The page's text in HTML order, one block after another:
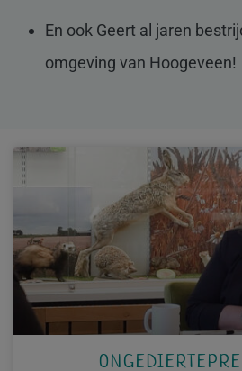
En ook Geert al jaren
omgeving van Hoogeveen!